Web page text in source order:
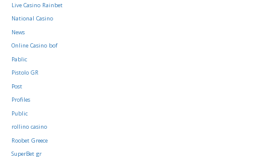
Live Casino Rainbet
National Casino
News
Online Casino bof
Pablic
Pistolo GR
Post
Profiles
Public
rollino casino
Roobet Greece
SuperBet gr